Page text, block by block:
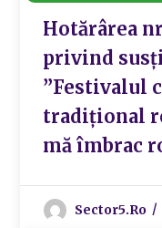
Hotărârea
privind
”Festivalul
tradițional
mă îmbrac
Sector5.ro